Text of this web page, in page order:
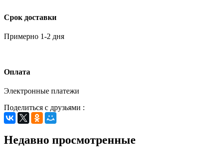
Срок доставки
Примерно 1-2 дня
Оплата
Электронные платежи
Поделиться с друзьями :
Недавно просмотренные